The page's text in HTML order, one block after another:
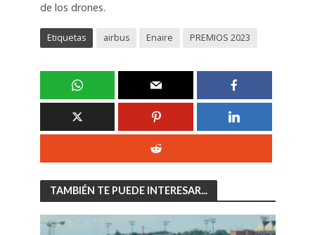
de los drones.
Etiquetas airbus Enaire PREMIOS 2023
TAMBIÉN TE PUEDE INTERESAR...